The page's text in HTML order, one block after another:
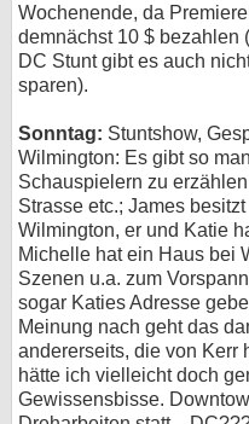
Wochenende, da
demnächst 10 $ bezahlen
DC Stunt gibt es auch
sparen).
Sonntag: Stuntshow,
Wilmington: Es gibt so
Schauspielern zu
Strasse etc.; James
Wilmington, er und Katie
Michelle hat ein Haus bei
Szenen u.a. zum
sogar Katies Adresse
Meinung nach geht das
andererseits, die von Kerr
hätte ich vielleicht doch
Gewissensbisse.